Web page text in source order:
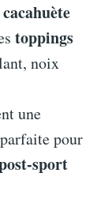
toppings
noix
une
pour
sport